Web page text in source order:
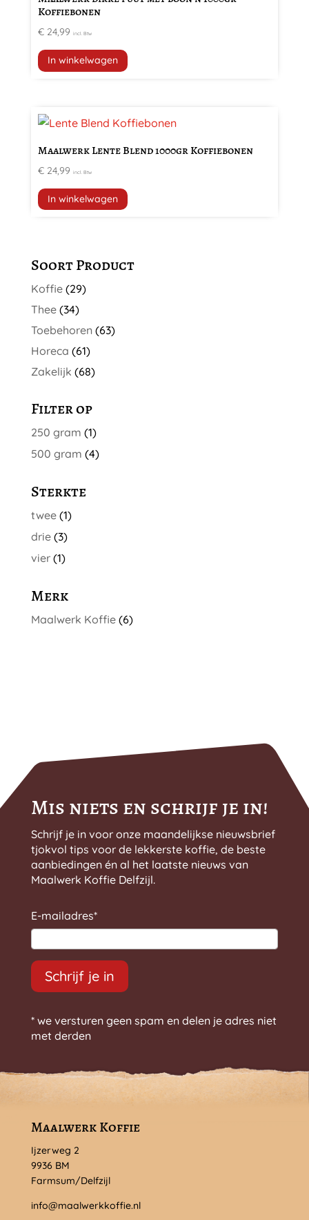
Koffiebonen
€24,99 incl. Btw
In winkelwagen
Maalwerk Lente Blend 1000gr Koffiebonen
€24,99 incl. Btw
In winkelwagen
Soort Product
Koffie (29)
Thee (34)
Toebehoren (63)
Horeca (61)
Zakelijk (68)
Filter op
250 gram (1)
500 gram (4)
Sterkte
twee (1)
drie (3)
vier (1)
Merk
Maalwerk Koffie (6)
Mis niets en schrijf je in!
Schrijf je in voor onze maandelijkse nieuwsbrief
tjokvol tips voor de lekkerste koffie, de beste
aanbiedingen én al het laatste nieuws van
Maalwerk Koffie Delfzijl.
E-mailadres*
Schrijf je in
* we versturen geen spam en delen je adres niet
met derden
Maalwerk Koffie
Ijzerweg 2
9936 BM
Farmsum/Delfzijl
info@maalwerkkoffie.nl